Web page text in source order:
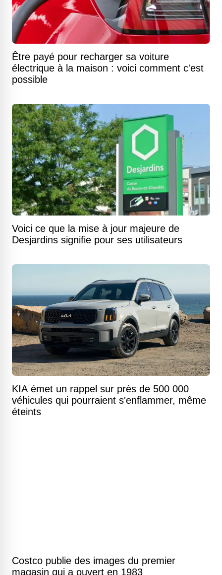
Être payé pour recharger sa voiture
électrique à la maison : voici comment c'est
possible
Voici ce que la mise à jour majeure de
Desjardins signifie pour ses utilisateurs
KIA émet un rappel sur près de 500 000
véhicules qui pourraient s'enflammer, même
éteints
Costco publie des images du premier
magasin qui a ouvert en 1983